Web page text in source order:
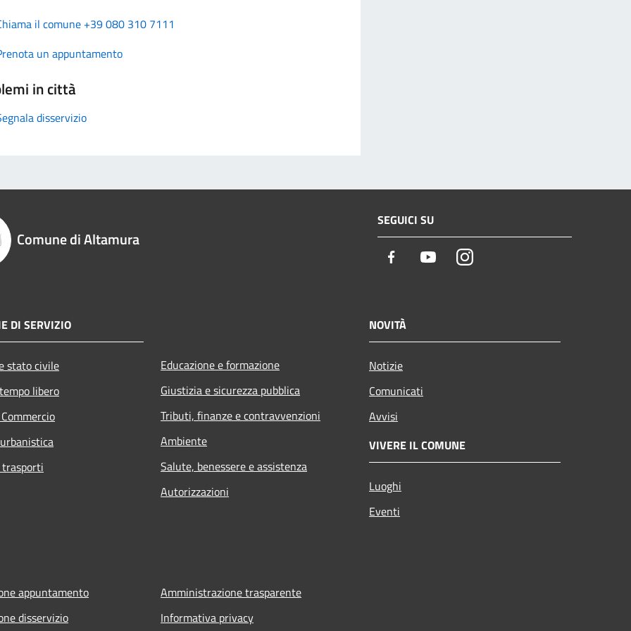
il comune +39 080 310 7111
un appuntamento
in città
disservizio
Comune di Altamura
SEGUICI SU
Facebook YoutubeInstagram
DI SERVIZIO
stato civile
libero
Educazione e formazione
Giustizia e sicurezza pubblica
Tributi, finanze e contravvenzioni
Ambiente
Salute, benessere e assistenza
Autorizzazioni
NOVITÀ
Notizie
Comunicati
Avvisi
VIVERE IL COMUNE
Luoghi
Eventi
appuntamento
disservizio
Amministrazione trasparente
Informativa privacy